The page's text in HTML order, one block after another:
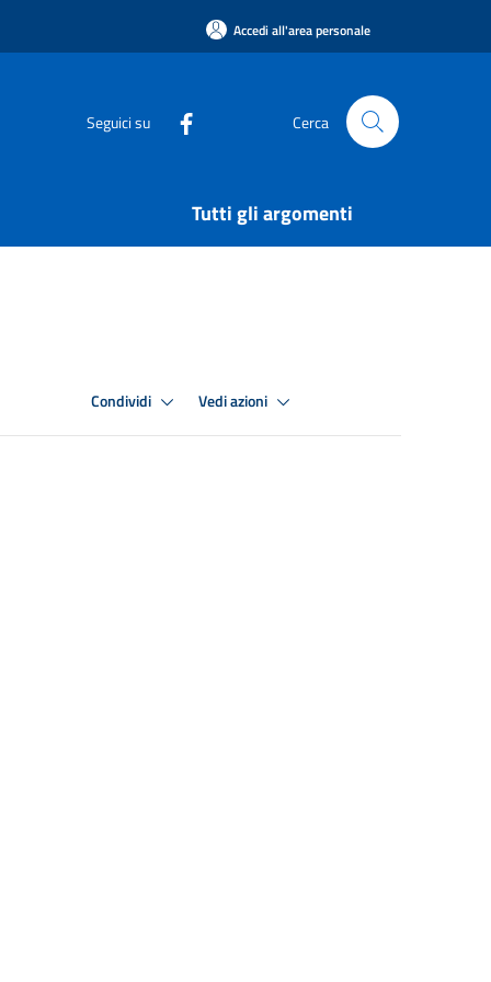
Accedi all'area personale
Seguici su Cerca
Tutti gli argomenti
Condividi Vedi azioni